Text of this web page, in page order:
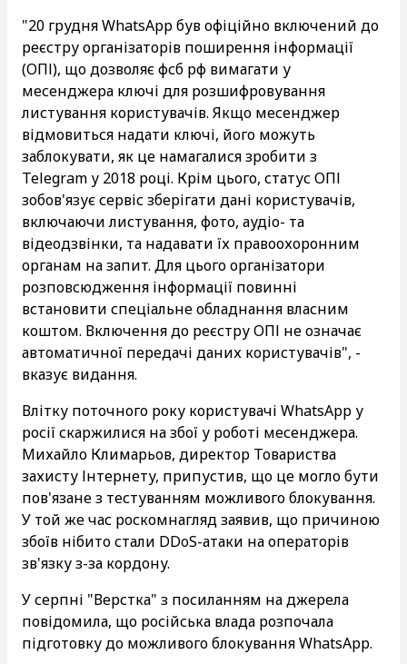
"20 грудня WhatsApp був офіційно включений до
реєстру організаторів поширення інформації
(ОПІ), що дозволяє фсб рф вимагати у
месенджера ключі для розшифровування
листування користувачів. Якщо месенджер
відмовиться надати ключі, його можуть
заблокувати, як це намагалися зробити з
Telegram у 2018 році. Крім цього, статус ОПІ
зобов'язує сервіс зберігати дані користувачів,
включаючи листування, фото, аудіо- та
відеодзвінки, та надавати їх правоохоронним
органам на запит. Для цього організатори
розповсюдження інформації повинні
встановити спеціальне обладнання власним
коштом. Включення до реєстру ОПІ не означає
автоматичної передачі даних користувачів", -
вказує видання.
Влітку поточного року користувачі WhatsApp у
росії скаржилися на збої у роботі месенджера.
Михайло Климарьов, директор Товариства
захисту Інтернету, припустив, що це могло бути
пов'язане з тестуванням можливого блокування.
У той же час роскомнагляд заявив, що причиною
збоїв нібито стали DDoS-атаки на операторів
зв'язку з-за кордону.
У серпні "Верстка" з посиланням на джерела
повідомила, що російська влада розпочала
підготовку до можливого блокування WhatsApp.